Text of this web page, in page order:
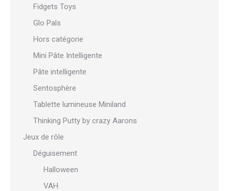
Fidgets Toys
Glo Pals
Hors catégorie
Mini Pâte Intelligente
Pâte intelligente
Sentosphère
Tablette lumineuse Miniland
Thinking Putty by crazy Aarons
Jeux de rôle
Déguisement
Halloween
VAH